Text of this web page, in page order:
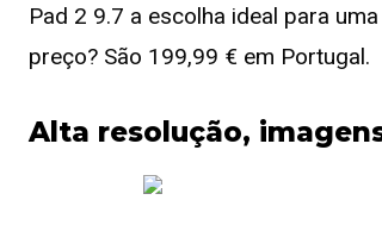
Pad 2 9.7 a escolha ideal para
preço? São 199,99 € em Portugal.
Alta resolução,